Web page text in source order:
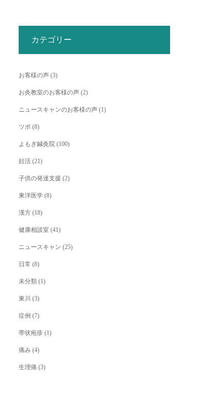
カテゴリー
お客様の声 (3)
お灸教室のお客様の声 (2)
ニュースキャンのお客様の声 (1)
ツボ (8)
よもぎ鍼灸院 (100)
妊活 (21)
子供の発達支援 (2)
東洋医学 (8)
漢方 (18)
健康相談室 (41)
ニュースキャン (25)
日常 (8)
未分類 (1)
東川 (3)
症例 (7)
帯状疱疹 (1)
痛み (4)
生理痛 (3)